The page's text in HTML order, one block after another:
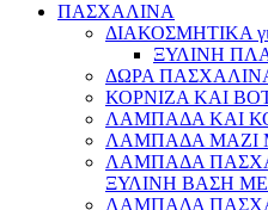
ΠΑΣΧΑΛΙΝΑ
ΔΙΑΚΟΣΜΗΤΙΚΑ για
ΞΥΛΙΝΗ
ΔΩΡΑ
ΚΟΡΝΙΖΑ ΚΑΙ
ΛΑΜΠΑΔΑ ΚΑΙ
ΛΑΜΠΑΔΑ ΜΑΖΙ
ΛΑΜΠΑΔΑ
ΞΥΛΙΝΗ ΒΑΣΗ ΜΕ
ΛΑΜΠΑΔΑ